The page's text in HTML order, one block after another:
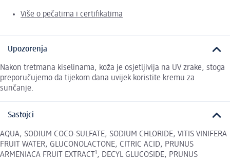
Više o pečatima i certifikatima
Upozorenja
Nakon tretmana kiselinama, koža je osjetljivija na UV zrake, stoga
preporučujemo da tijekom dana uvijek koristite kremu za
sunčanje.
Sastojci
AQUA, SODIUM COCO-SULFATE, SODIUM CHLORIDE, VITIS VINIFERA
FRUIT WATER, GLUCONOLACTONE, CITRIC ACID, PRUNUS
ARMENIACA FRUIT EXTRACT¹, DECYL GLUCOSIDE, PRUNUS